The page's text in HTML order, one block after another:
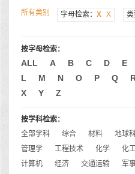
所有类别 字母检索： X X 类
按字母检索：
ALL A B C D E
L
M N O P Q
X
Y Z
按学科检索：
全部学科
综合 材料 地球
管理学
工程技术 化学 化
计算机
经济 交通运输 军